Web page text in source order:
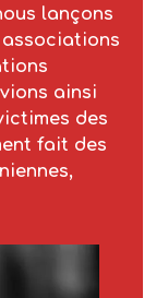
lançons
ainsi
des
fait des